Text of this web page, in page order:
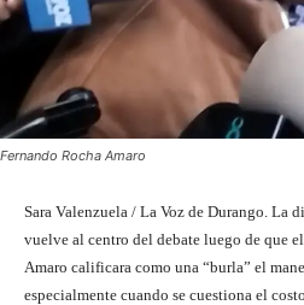
Fernando Rocha Amaro
Sara Valenzuela / La Voz de Durango. La
vuelve al centro del debate luego de que
Amaro calificara como una “burla” el
especialmente cuando se cuestiona el